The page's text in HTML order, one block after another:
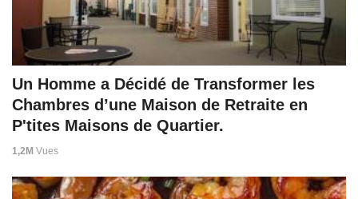
Un Homme a Décidé de Transformer les
Chambres d’une Maison de Retraite en
P'tites Maisons de Quartier.
1,2M Vues